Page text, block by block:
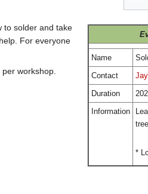
Name
Contact
Duration
Information
tree
*
to solder and take
For everyone
workshop.